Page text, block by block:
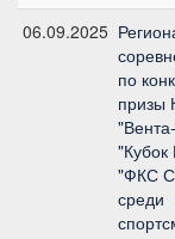
06.09.2025
по
призы
"ФКС
среди